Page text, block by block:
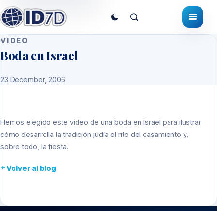
VIDEO
Boda en Israel
23 December, 2006
Hemos elegido este video de una boda en Israel para ilustrar
cómo desarrolla la tradición judía el rito del casamiento y,
sobre todo, la fiesta.
Volver al blog